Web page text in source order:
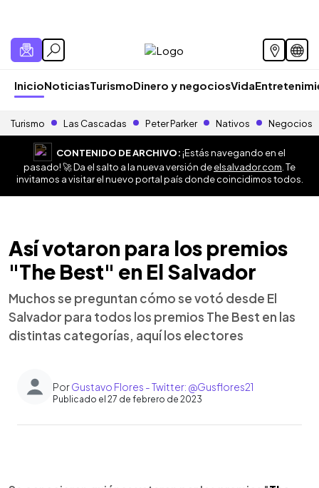
InicioNoticiasTurismoDinero y negociosVida
Turismo Las Cascadas Peter Parker Nativos Negocios
CONTENIDO DE ARCHIVO:¡Estás navegando en el
pasado! 🚀 Da el salto a la nueva versión deelsalvador.com . Te
invitamos a visitar el nuevo portal país donde coincidimos todos.
Así votaron para los premios
"The Best" en El Salvador
Muchos se preguntan cómo se votó desde El
Salvador para todos los premios The Best en las
distintas categorías, aquí los electores
PorGustavo Flores - Twitter: @Gusflores21
Publicado el 27 de febrero de 2023